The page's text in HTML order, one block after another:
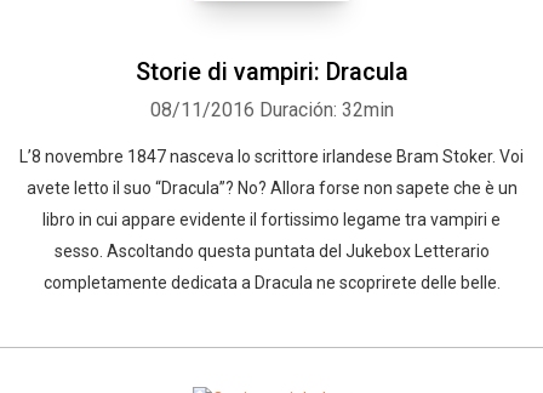
Storie di vampiri: Dracula
08/11/2016 Duración: 32min
L’8 novembre 1847 nasceva lo scrittore irlandese Bram Stoker. Voi
avete letto il suo “Dracula”? No? Allora forse non sapete che è un
libro in cui appare evidente il fortissimo legame tra vampiri e
sesso. Ascoltando questa puntata del Jukebox Letterario
completamente dedicata a Dracula ne scoprirete delle belle.